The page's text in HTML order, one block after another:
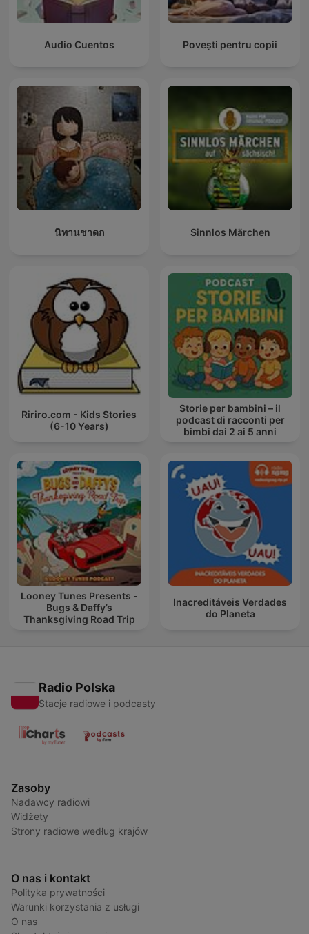
Audio Cuentos Povești pentru copii
นิทานชาดก Sinnlos Märchen
Ririro.com - Kids Stories
(6-10 Years)
Storie per bambini – il
podcast di racconti per
bimbi dai 2 ai 5 anni
Looney Tunes Presents -
Bugs & Daffy’s
Thanksgiving Road Trip
Inacreditáveis Verdades
do Planeta
Radio Polska
Stacje radiowe i podcasty
Zasoby
Nadawcy radiowi
Widżety
Strony radiowe według krajów
O nas i kontakt
Polityka prywatności
Warunki korzystania z usługi
O nas